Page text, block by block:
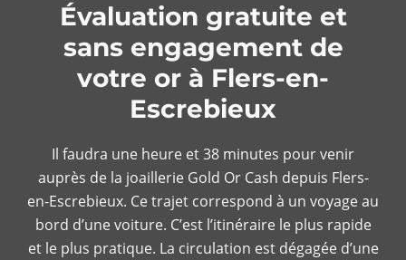
Évaluation gratuite et
sans engagement de
votre or à Flers-en-
Escrebieux
Il faudra une heure et 38 minutes pour venir
auprès de la joaillerie Gold Or Cash depuis Flers-
en-Escrebieux. Ce trajet correspond à un voyage au
bord d’une voiture. C’est l’itinéraire le plus rapide
et le plus pratique. La circulation est dégagée d’une